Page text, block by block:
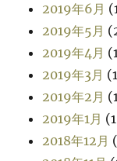
2019年6月
2019年5月
2019年4月
2019年3月
2019年2月
2019年1月
2018年12月